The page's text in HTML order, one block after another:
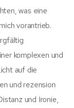
was eine
vorantrieb.
komplexen und
auf die
und rezension
und Ironie,